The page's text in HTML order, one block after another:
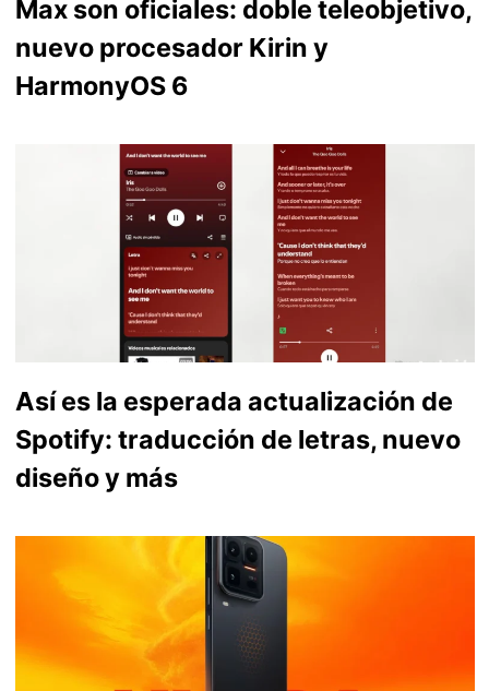
Max son oficiales: doble teleobjetivo,
nuevo procesador Kirin y
HarmonyOS 6
Así es la esperada actualización de
Spotify: traducción de letras, nuevo
diseño y más